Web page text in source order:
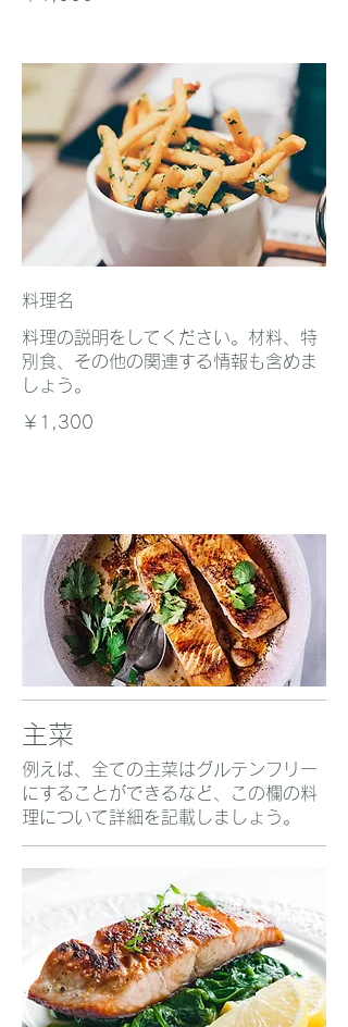
料理名
料理の説明をしてください。材料、特
別食、その他の関連する情報も含めま
しょう。
￥1,300
主菜
例えば、全ての主菜はグルテンフリー
にすることができるなど、この欄の料
理について詳細を記載しましょう。